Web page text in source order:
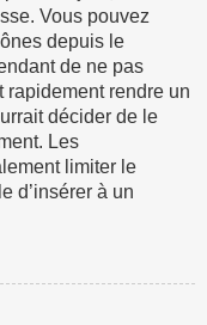
Vous pouvez
depuis le
de ne pas
rendre un
décider de le
Les
limiter le
d’insérer à un